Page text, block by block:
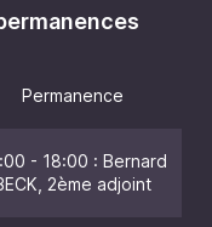
Permanence
- 18:00 : Bernard
2ème adjoint